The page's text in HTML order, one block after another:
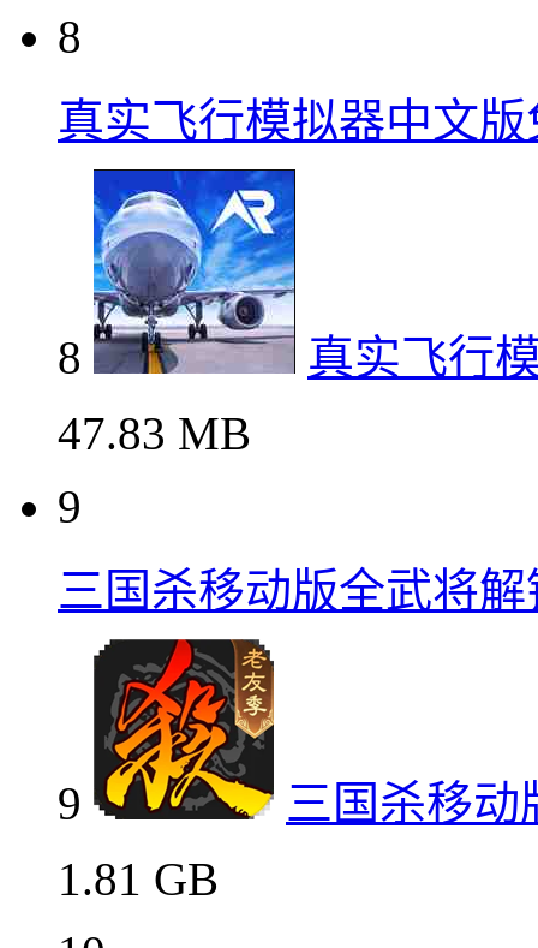
8
真实飞行模拟器中文
8
真实飞行
47.83 MB
9
三国杀移动版全武将
9
三国杀移动
1.81 GB